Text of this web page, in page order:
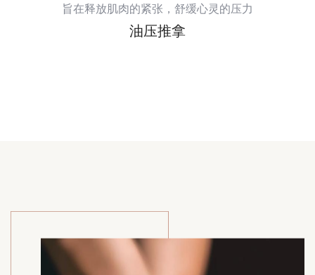
旨在释放肌肉的紧张，舒缓心灵的压力
油压推拿